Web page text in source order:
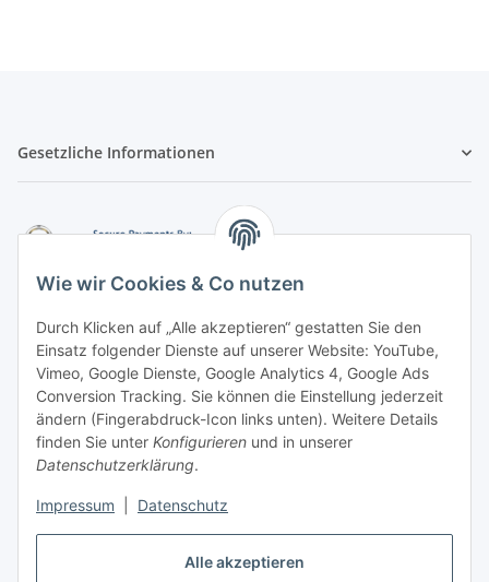
Alle akzeptieren
Wie wir Cookies & Co nutzen
Durch Klicken auf „Alle akzeptieren“ gestatten Sie den
Einsatz folgender Dienste auf unserer Website: YouTube,
Vimeo, Google Dienste, Google Analytics 4, Google Ads
Conversion Tracking. Sie können die Einstellung jederzeit
ändern (Fingerabdruck-Icon links unten). Weitere Details
finden Sie unter Konfigurieren und in unserer
Datenschutzerklärung.
Impressum Datenschutz
Gesetzliche Informationen
Vorkasse per Überweisung
Zahlung per PayPal
Zahlung per Google Pay (PayPal)
Zahlung per Apple Pay (PayPal)
Zahlung per amazon payments
FAQ
Weitere Informationen